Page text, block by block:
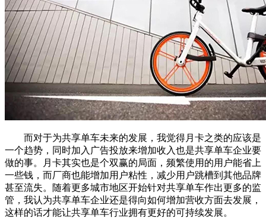
而对于为共享单车未来的发展，我觉得月卡之类的应该是
一个趋势，同时加入广告投放来增加收入也是共享单车企业要
做的事。月卡其实也是个双赢的局面，频繁使用的用户能省上
一些钱，而厂商也能增加用户粘性，减少用户跳槽到其他品牌
甚至流失。随着更多城市地区开始针对共享单车作出更多的监
管，我认为共享单车企业还是得向如何增加营收方面去发展，
这样的话才能让共享单车行业拥有更好的可持续发展。